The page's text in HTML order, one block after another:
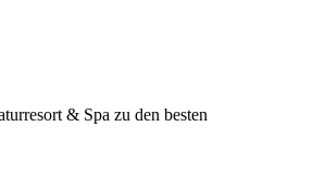
& Spa zu den besten